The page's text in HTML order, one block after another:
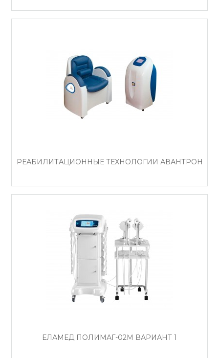
РЕАБИЛИТАЦИОННЫЕ ТЕХНОЛОГИИ АВАНТРОН
ЕЛАМЕД ПОЛИМАГ-02М ВАРИАНТ 1